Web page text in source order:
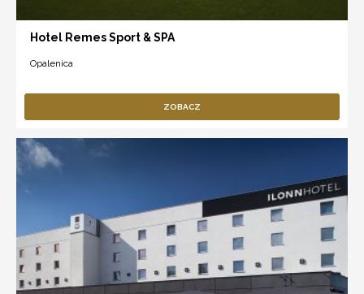
Hotel Remes Sport & SPA
Opalenica
ZOBACZ